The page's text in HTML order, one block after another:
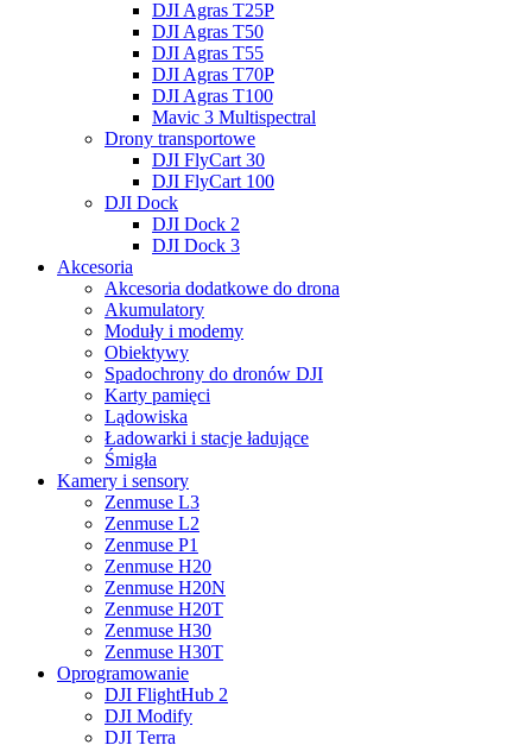
DJI Agras T25P
DJI Agras T50
DJI Agras T55
DJI Agras T70P
DJI Agras T100
Mavic 3 Multispectral
Drony transportowe
DJI FlyCart 30
DJI FlyCart 100
DJI Dock
DJI Dock 2
DJI Dock 3
Akcesoria
Akcesoria dodatkowe do drona
Akumulatory
Moduły i modemy
Obiektywy
Spadochrony do dronów DJI
Karty pamięci
Lądowiska
Ładowarki i stacje ładujące
Śmigła
Kamery i sensory
Zenmuse L3
Zenmuse L2
Zenmuse P1
Zenmuse H20
Zenmuse H20N
Zenmuse H20T
Zenmuse H30
Zenmuse H30T
Oprogramowanie
DJI FlightHub 2
DJI Modify
DJI Terra